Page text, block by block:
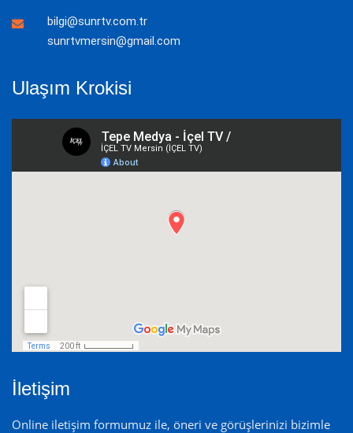
bilgi@sunrtv.com.tr
sunrtvmersin@gmail.com
Ulaşım Krokisi
İletişim
Online iletişim formumuz ile, öneri ve görüşlerinizi bizimle